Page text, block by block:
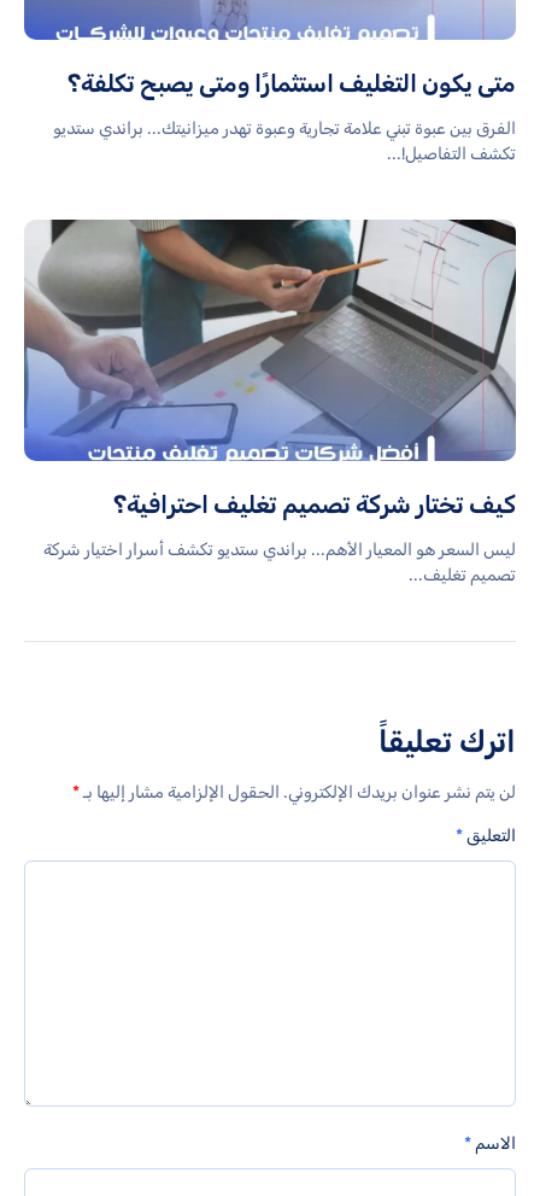
متى يكون التغليف استثمارًا ومتى يصبح تكلفة؟
الفرق بين عبوة تبني علامة تجارية وعبوة تهدر ميزانيتك... براندي ستديو
تكشف التفاصيل!...
كيف تختار شركة تصميم تغليف احترافية؟
ليس السعر هو المعيار الأهم... براندي ستديو تكشف أسرار اختيار شركة
تصميم تغليف...
اترك تعليقاً
لن يتم نشر عنوان بريدك الإلكتروني. الحقول الإلزامية مشار إليها بـ*
التعليق*
الاسم *